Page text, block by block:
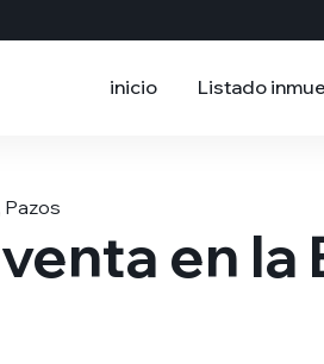
inicio Listado
Pazos
en la